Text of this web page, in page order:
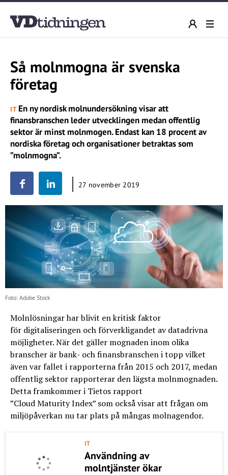
Så molnmogna är svenska
företag
ITEn ny nordisk molnundersökning visar att
finansbranschen leder utvecklingen medan offentlig
sektor är minst molnmogen. Endast kan 18 procent av
nordiska företag och organisationer betraktas som
”molnmogna”.
27 november 2019
Foto: Adobe Stock
Molnlösningar har blivit en kritisk faktor
för digitaliseringen och förverkligandet av datadrivna
möjligheter. När det gäller mognaden inom olika
branscher är bank- och finansbranschen i topp vilket
även var fallet i rapporterna från 2015 och 2017, medan
offentlig sektor rapporterar den lägsta molnmognaden.
Detta framkommer i Tietos rapport
”Cloud Maturity Index” som också visar att frågan om
miljöpåverkan nu tar plats på mångas molnagendor.
IT
Användning av
molntjänster ökar